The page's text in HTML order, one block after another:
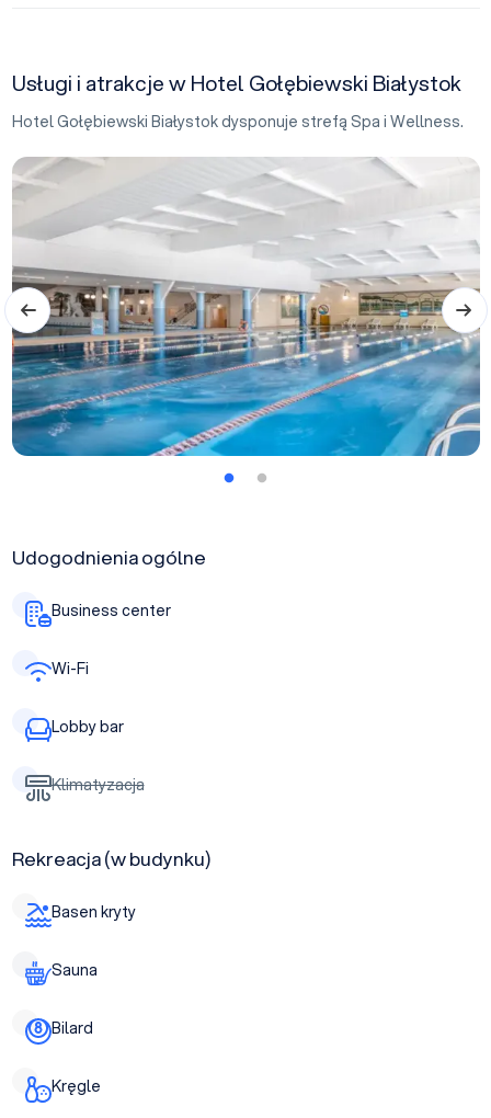
Usługi i atrakcje w Hotel Gołębiewski Białystok
Hotel Gołębiewski Białystok dysponuje strefą Spa i Wellness.
Udogodnienia ogólne
Business center
Wi-Fi
Lobby bar
Klimatyzacja
Rekreacja (w budynku)
Basen kryty
Sauna
Bilard
Kręgle